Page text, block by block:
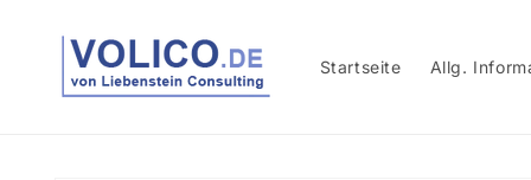
Inhalt
Startseite Allg.